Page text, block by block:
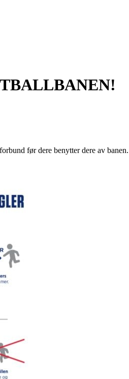
før dere benytter dere av banen.